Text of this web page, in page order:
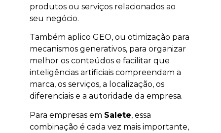
produtos ou serviços relacionados ao
seu negócio.
Também aplico GEO, ou otimização para
mecanismos generativos, para organizar
melhor os conteúdos e facilitar que
inteligências artificiais compreendam a
marca, os serviços, a localização, os
diferenciais e a autoridade da empresa.
Para empresas em Salete, essa
combinação é cada vez mais importante,